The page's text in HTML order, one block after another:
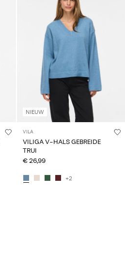
NIEUW
VILA
VILIGA V-HALS GEBREIDE
TRUI
€ 26,99
+2